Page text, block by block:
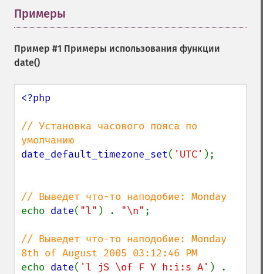
Примеры
Пример #1 Примеры использования функции
date()
<?php
// Установка часового пояса по
date_default_timezone_set( 'UTC' );
echo date( "l" ) . "\n" ;
// Выведет что-то наподобие: Monday
echo date( 'l jS \of F Y h:i:s A'